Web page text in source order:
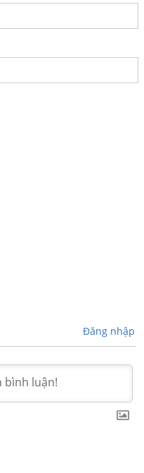
Đăng nhập